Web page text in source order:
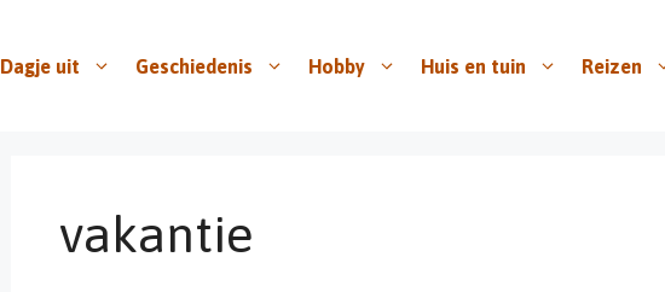
Dagje uit Geschiedenis Hobby Huis en tuin Reizen
vakantie